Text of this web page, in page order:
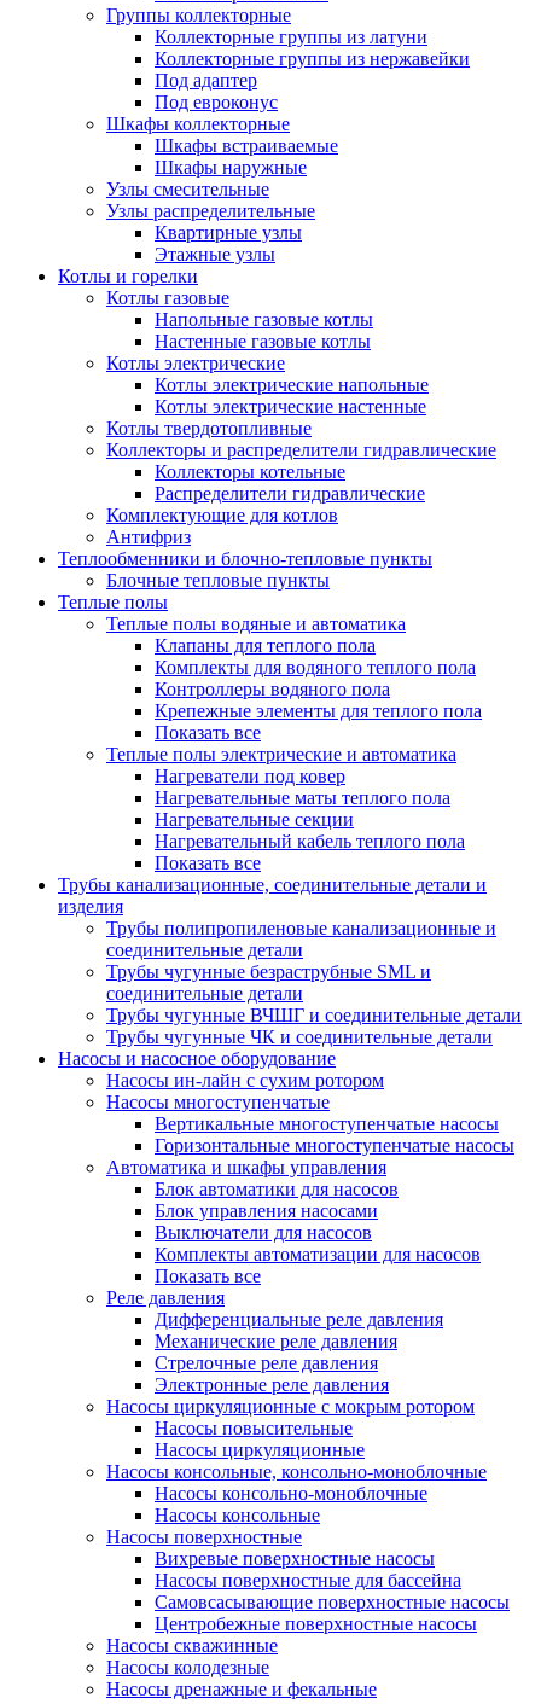
Группы коллекторные
Коллекторные группы из латуни
Коллекторные группы из нержавейки
Под адаптер
Под евроконус
Шкафы коллекторные
Шкафы встраиваемые
Шкафы наружные
Узлы смесительные
Узлы распределительные
Квартирные узлы
Этажные узлы
Котлы и горелки
Котлы газовые
Напольные газовые котлы
Настенные газовые котлы
Котлы электрические
Котлы электрические напольные
Котлы электрические настенные
Котлы твердотопливные
Коллекторы и распределители гидравлические
Коллекторы котельные
Распределители гидравлические
Комплектующие для котлов
Антифриз
Теплообменники и блочно-тепловые пункты
Блочные тепловые пункты
Теплые полы
Теплые полы водяные и автоматика
Клапаны для теплого пола
Комплекты для водяного теплого пола
Контроллеры водяного пола
Крепежные элементы для теплого пола
Показать все
Теплые полы электрические и автоматика
Нагреватели под ковер
Нагревательные маты теплого пола
Нагревательные секции
Нагревательный кабель теплого пола
Показать все
Трубы канализационные, соединительные детали и
изделия
Трубы полипропиленовые канализационные и
соединительные детали
Трубы чугунные безраструбные SML и
соединительные детали
Трубы чугунные ВЧШГ и соединительные детали
Трубы чугунные ЧК и соединительные детали
Насосы и насосное оборудование
Насосы ин-лайн с сухим ротором
Насосы многоступенчатые
Вертикальные многоступенчатые насосы
Горизонтальные многоступенчатые насосы
Автоматика и шкафы управления
Блок автоматики для насосов
Блок управления насосами
Выключатели для насосов
Комплекты автоматизации для насосов
Показать все
Реле давления
Дифференциальные реле давления
Механические реле давления
Стрелочные реле давления
Электронные реле давления
Насосы циркуляционные с мокрым ротором
Насосы повысительные
Насосы циркуляционные
Насосы консольные, консольно-моноблочные
Насосы консольно-моноблочные
Насосы консольные
Насосы поверхностные
Вихревые поверхностные насосы
Насосы поверхностные для бассейна
Самовсасывающие поверхностные насосы
Центробежные поверхностные насосы
Насосы скважинные
Насосы колодезные
Насосы дренажные и фекальные